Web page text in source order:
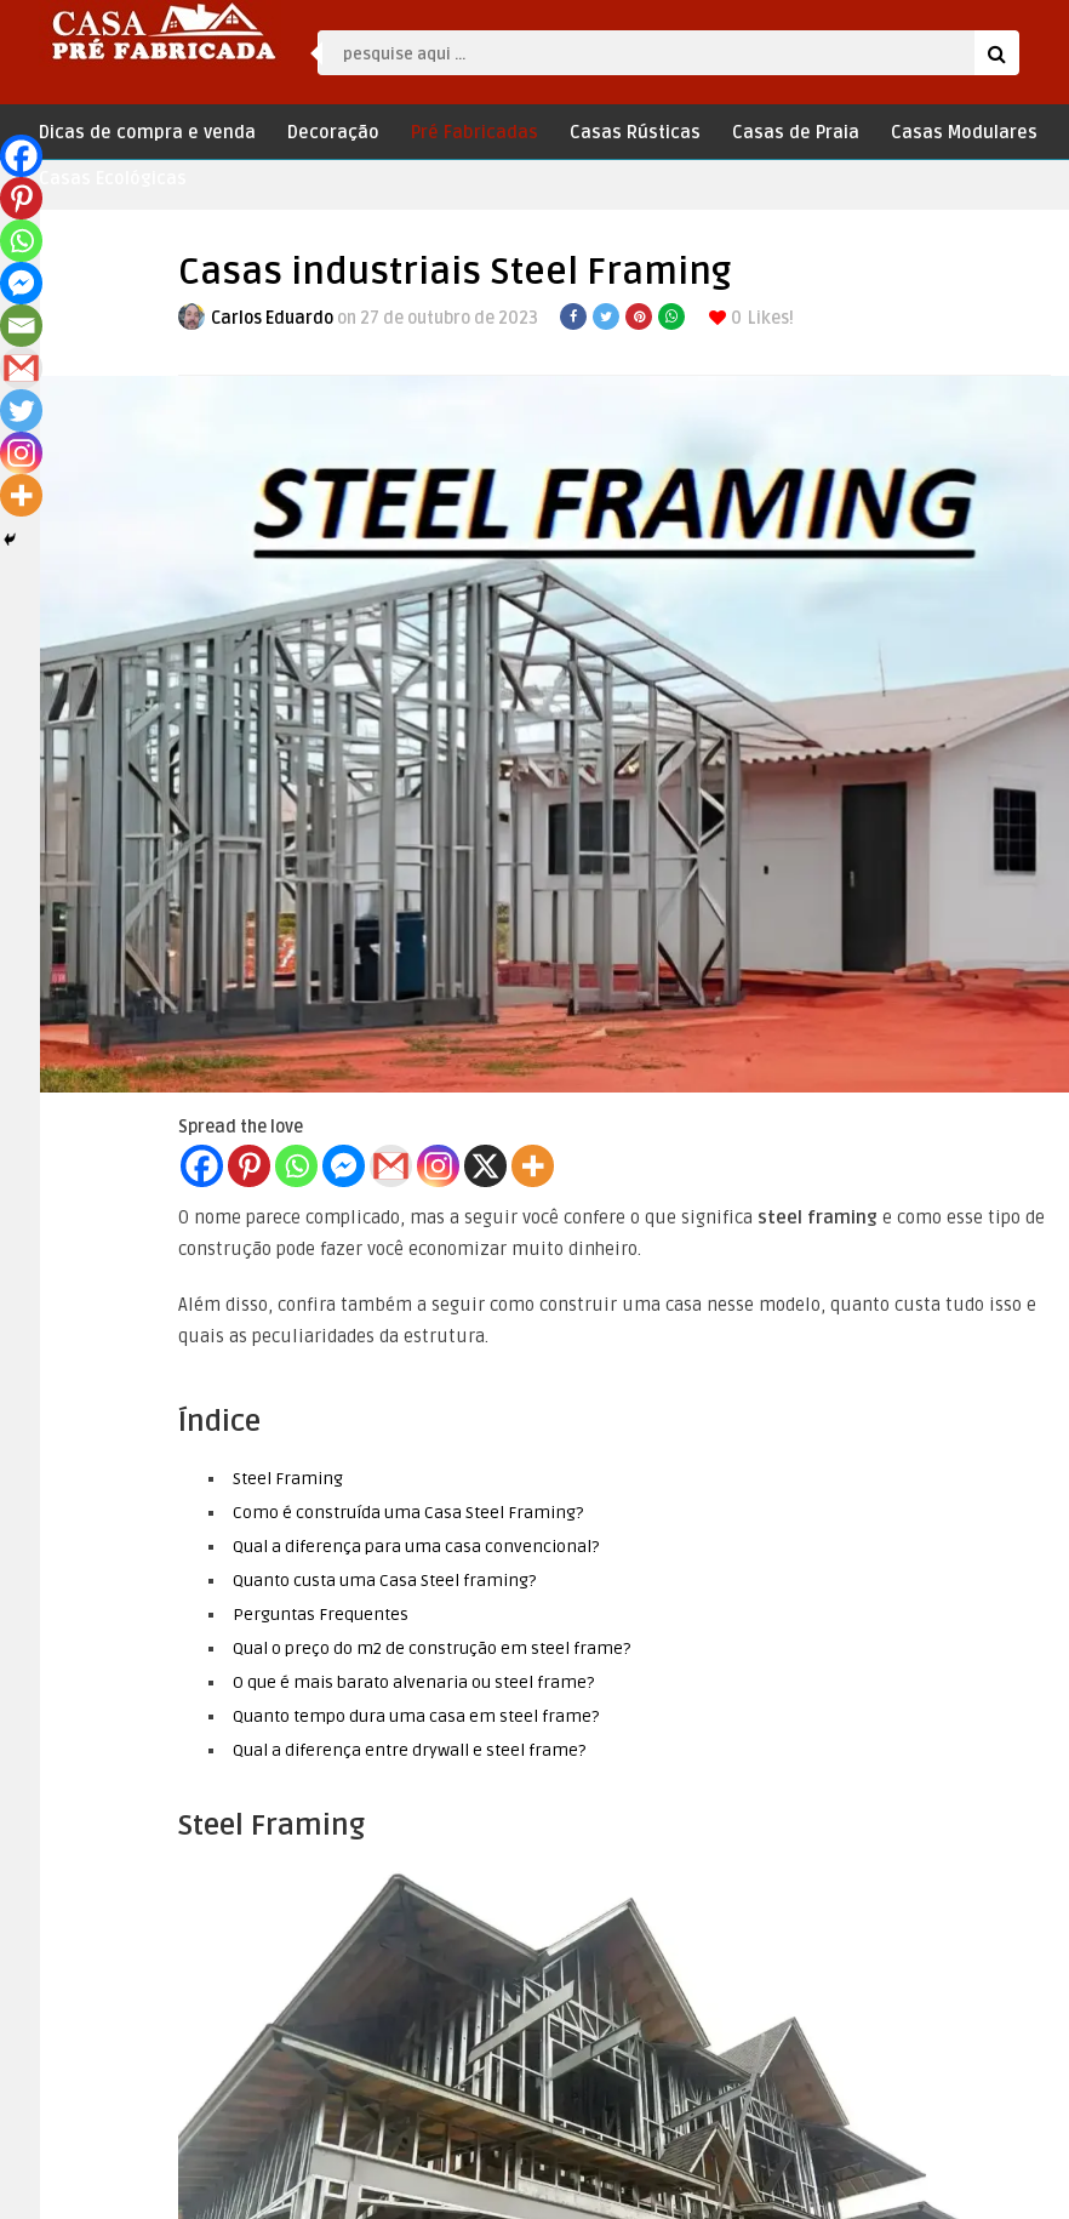
Dicas de compra e venda Decoração Pré Fabricadas Casas Rústicas Casas de Praia Casas Modulares
Casas industriais Steel Framing
Carlos Eduardo on 27 de outubro de 2023 0 Likes!
Spread the love
O nome parece complicado, mas a seguir você confere o que significa steel framing e como esse tipo de
construção pode fazer você economizar muito dinheiro.
Além disso, confira também a seguir como construir uma casa nesse modelo, quanto custa tudo isso e
quais as peculiaridades da estrutura.
Índice
Steel Framing
Como é construída uma Casa Steel Framing?
Qual a diferença para uma casa convencional?
Quanto custa uma Casa Steel framing?
Perguntas Frequentes
Qual o preço do m2 de construção em steel frame?
O que é mais barato alvenaria ou steel frame?
Quanto tempo dura uma casa em steel frame?
Qual a diferença entre drywall e steel frame?
Steel Framing